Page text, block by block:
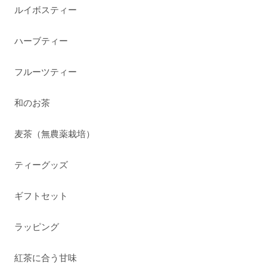
ルイボスティー
ハーブティー
フルーツティー
和のお茶
麦茶（無農薬栽培）
ティーグッズ
ギフトセット
ラッピング
紅茶に合う甘味